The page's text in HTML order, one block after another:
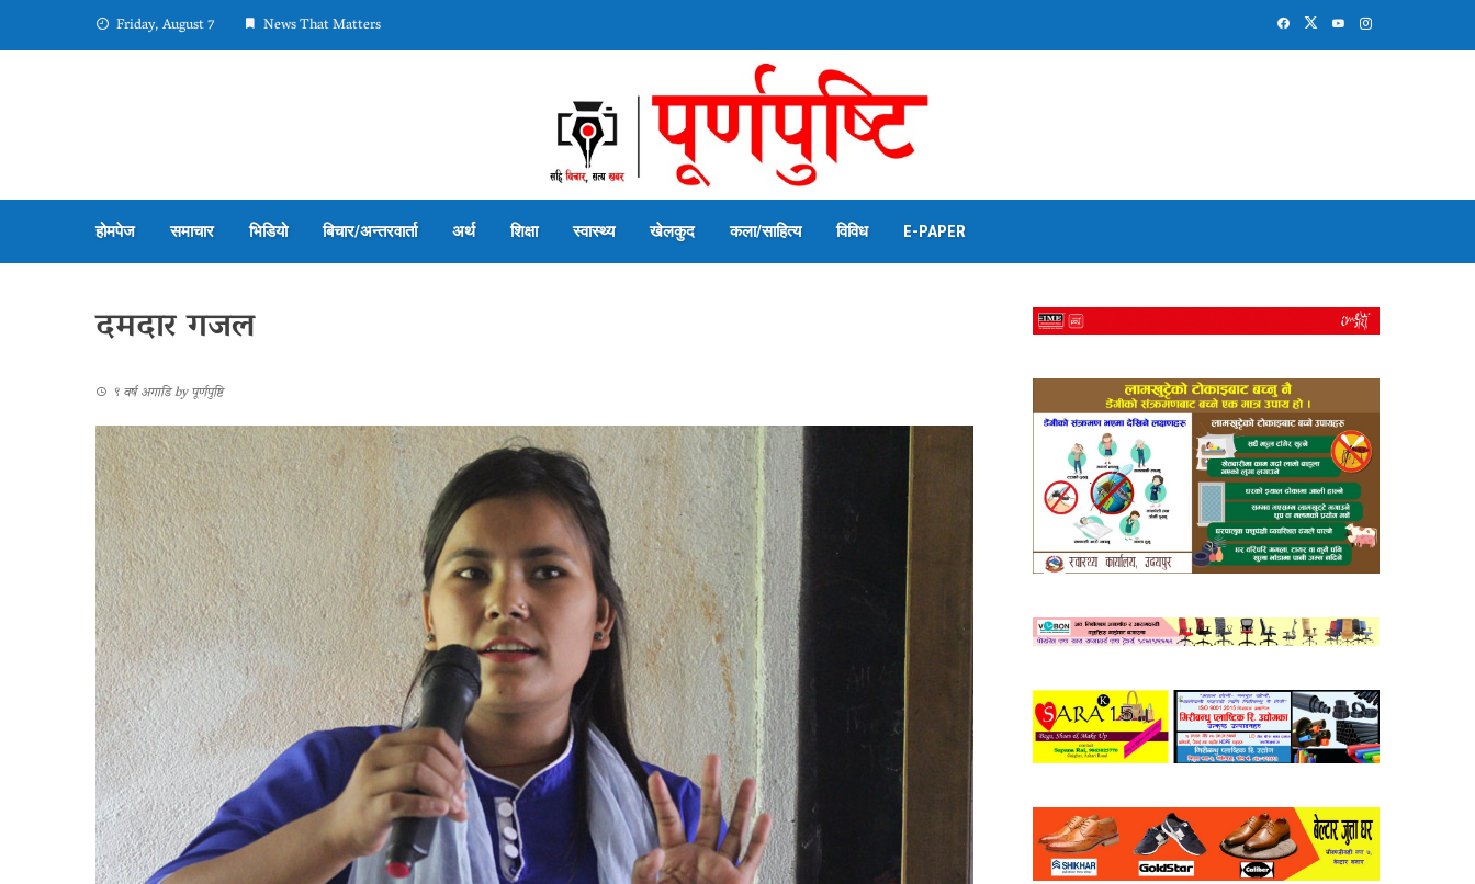
Friday, August 7 News That Matters
होमपेज समाचार भिडियो बिचार/अन्तरवार्ता अर्थ शिक्षा स्वास्थ्य खेलकुद कला/साहित्य विविध E-PAPER
दमदार गजल
९ वर्ष अगाडिbyपूर्णपुष्टि